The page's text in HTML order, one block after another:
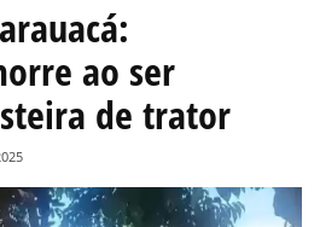
ao ser
de trator